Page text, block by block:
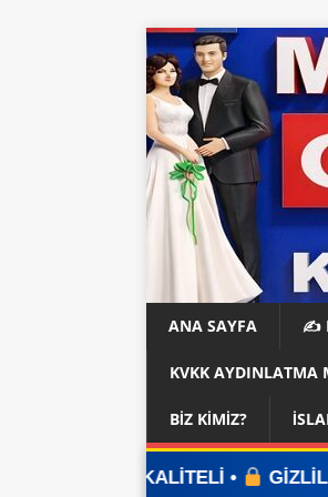
ANA SAYFA ✍️
KVKK AYDINLATMA
BIZ KIMIZ?
GİZLİLİK ESASTIR •